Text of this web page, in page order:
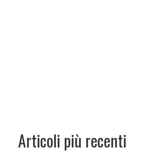
Articoli più recenti